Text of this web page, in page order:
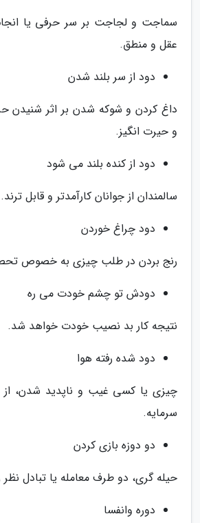
سماجت و لجاجت بر سر حرفی یا
عقل و منطق.
دود از سر بلند شدن
داغ کردن و شوکه شدن بر اثر شنیدن
و حیرت انگیز.
دود از کنده بلند می شود
سالمندان از جوانان کارآمدتر و قابل ترند.
دود چراغ خوردن
رنج بردن در طلب چیزی به خصوص
دودش تو چشم خودت می ره
نتیجه کار بد نصیب خودت خواهد شد.
دود شده رفته هوا
چیزی یا کسی غیب و ناپدید شدن،
سرمایه.
دو دوزه بازی کردن
حیله گری، دو طرف معامله یا تبادل نظر
دوره وانفسا